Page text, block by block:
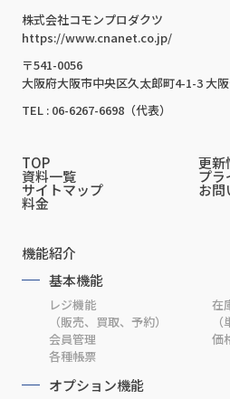
株式会社コモンプロダクツ
https://www.cnanet.co.jp/
〒541-0056
大阪府大阪市中央区久太郎町4-1-3 大
TEL : 06-6267-6698（代表）
TOP 更新
資料一覧 プラ
サイトマップ お問
料金
機能紹介
基本機能
レジ機能
（販売、買取、予約）
在
会員管理
価
各種帳票
オプション機能